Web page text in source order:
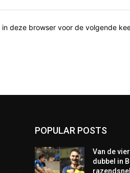
deze browser voor de volgende
POPULAR POSTS
Van de
dubbel in